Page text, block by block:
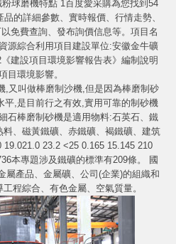
球磨機特點 1百度愛采購為您找到54
的詳細參數、實時報價、行情走勢、
免費查詢、發布詢價信息等。項目名
源綜合利用項目建設單位:安徽金牛礦
建設項目環境影響報告表》編制說明
目環境影響。
,又叫做棒磨制沙機,但是因為棒磨制砂
平,是目前行之有效,實用可靠的制砂機
石棒磨制砂機是適用物料:石英石、鐵
、磁黃鐵礦、赤鐵礦、褐鐵礦、建筑
23.2 <25 0.165 15.145 210
本專題涉及鐵礦的標準有209條。 國
屬產品、金屬礦、公司(企業)的組織和
程綜合、有色金屬、空氣質量。